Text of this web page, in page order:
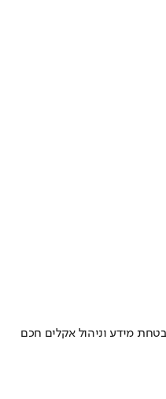
מידע וניהול אקלים חכם